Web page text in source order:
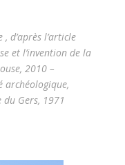
d’après l’article
et l’invention de la
2010 –
archéologique,
Gers, 1971